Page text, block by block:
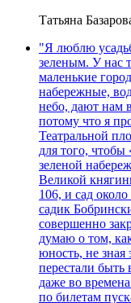
Татьяна
"Я люблю
зеленым. У нас
маленькие
набережные,
небо, дают нам
потому что я
Театральной
для того,
зеленой
Великой
106, и сад
садик
совершенно
думаю о том,
юность, не зная
перестали быть
даже во
по билетам